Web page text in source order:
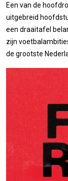
Een van de
uitgebreid
een draaitafel
zijn
de grootste